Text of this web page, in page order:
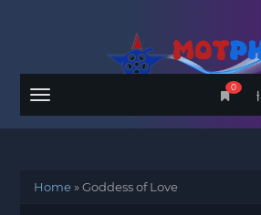
Menu
0
Home»Goddess of Love